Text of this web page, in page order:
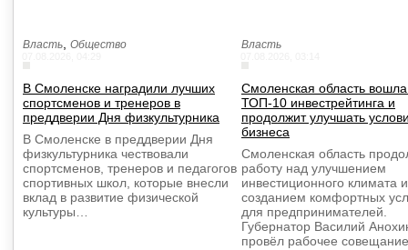
Власть Общество
В Смоленске наградили лучших
спортсменов и тренеров в
преддверии Дня физкультурника
В Смоленске в преддверии Дня
физкультурника чествовали
спортсменов, тренеров и педагогов
спортивных школ, которые внесли
вклад в развитие физической
культуры…
Власть
Смоленская область
ТОП-10 инвестрейтинга и
продолжит улучшать
бизнеса
Смоленская область
работу над улучшением
инвестиционного климата и
созданием комфортных
для предпринимателей.
Губернатор Василий
провёл рабочее